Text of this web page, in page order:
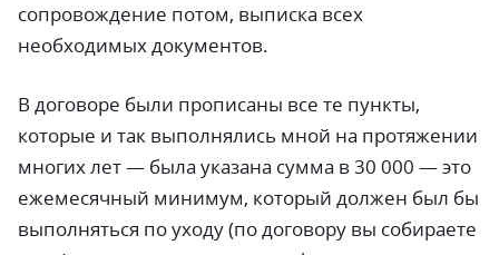
сопровождение потом, выписка всех
необходимых документов.
В договоре были прописаны все те пункты,
которые и так выполнялись мной на протяжении
многих лет— была указана сумма в 30 000 —это
ежемесячный минимум, который должен был бы
выполняться по уходу (по договору вы собираете